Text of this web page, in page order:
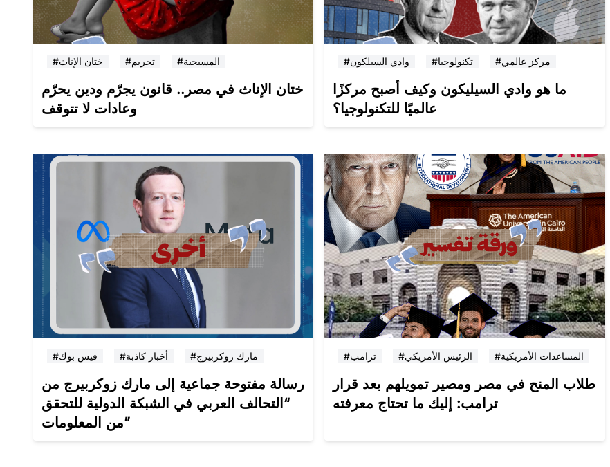
#ختان الإناث #تحريم #المسيحية
ختان الإناث في مصر.. قانون يجرّم ودين يحرّم
وعادات لا تتوقف
#وادي السيلكون #تكنولوجيا #مركز عالمي
ما هو وادي السيليكون وكيف أصبح مركزًا
عالميًا للتكنولوجيا؟
#فيس بوك #أخبار كاذبة #مارك زوكربيرج
رسالة مفتوحة جماعية إلى مارك زوكربيرج من
“التحالف العربي في الشبكة الدولية للتحقق
من المعلومات”
#ترامب #الرئيس الأمريكي #المساعدات الأمريكية
طلاب المنح في مصر ومصير تمويلهم بعد قرار
ترامب: إليك ما تحتاج معرفته